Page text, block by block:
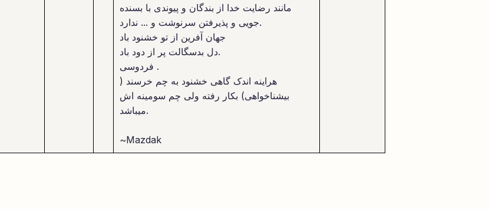
مانند رضایت خدا از بندگان و پیوندی با بسنده
جویی و پذیرفتن سرنوشت و ... ندارد.
جهان آفرین از تو خشنود باد
دل بدسگالت پر از دود باد.
فردوسی .
هراینه اندک گاهی خشنود به چم خرسند (
بیشناخواهی) بکار رفته ولی چم سومینه اش
میباشد.
~Mazdak